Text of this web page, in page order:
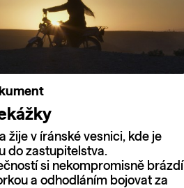
žije v íránské vesnici, kde je
do zastupitelstva.
si nekompromisně brázdí
a odhodláním bojovat za